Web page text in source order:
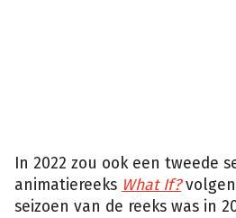
In 2022 zou ook een tweede
animatiereeks What If?
seizoen van de reeks was in